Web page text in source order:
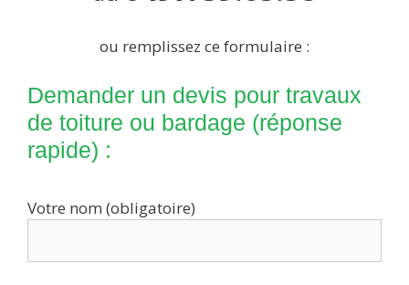
ou remplissez ce formulaire :
Demander un devis pour travaux
de toiture ou bardage (réponse
rapide) :
Votre nom (obligatoire)